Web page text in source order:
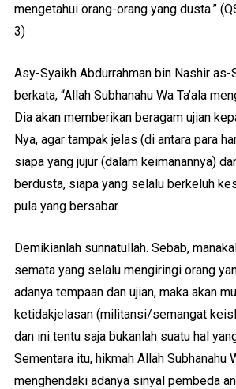
mengetahui orang-orang yang dusta.”
3)
Asy-Syaikh Abdurrahman bin Nashir as-
berkata, “Allah Subhanahu Wa Ta’ala
Dia akan memberikan beragam ujian
Nya, agar tampak jelas (di antara para
siapa yang jujur (dalam keimanannya)
berdusta, siapa yang selalu berkeluh
pula yang bersabar.
Demikianlah sunnatullah. Sebab,
semata yang selalu mengiringi orang
adanya tempaan dan ujian, maka akan
ketidakjelasan (militansi/semangat
dan ini tentu saja bukanlah suatu hal
Sementara itu, hikmah Allah Subhanahu
menghendaki adanya sinyal pembeda